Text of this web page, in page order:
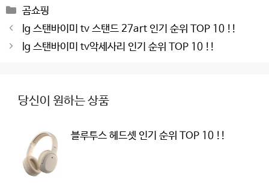
Categories
곰쇼핑
Post
navigation
lg 스탠바이미 tv 스탠드 27art 인기 순위 TOP 10 !!
lg 스탠바이미 tv악세사리 인기 순위 TOP 10 !!
당신이 원하는 상품
블루투스 헤드셋 인기 순위 TOP 10 !!